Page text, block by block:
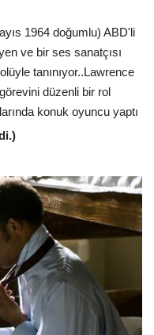
1964 doğumlu) ABD'li
ve bir ses sanatçısı
tanınıyor..Lawrence
düzenli bir rol
konuk oyuncu yaptı